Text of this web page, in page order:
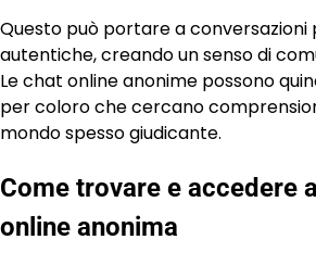
Questo può portare a conversazioni
autentiche, creando un senso di
Le chat online anonime possono
per coloro che cercano
mondo spesso giudicante.
Come trovare e accedere
online anonima